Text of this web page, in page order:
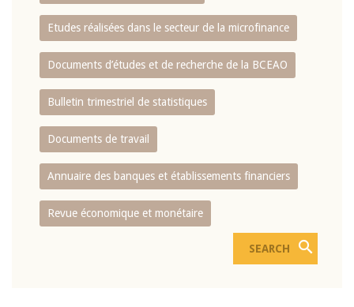
Etudes réalisées dans le secteur de la microfinance
Documents d’études et de recherche de la BCEAO
Bulletin trimestriel de statistiques
Documents de travail
Annuaire des banques et établissements financiers
Revue économique et monétaire